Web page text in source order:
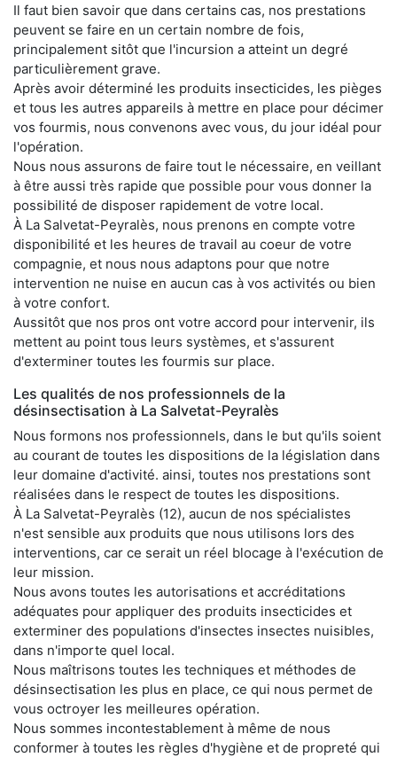
Il faut bien savoir que dans certains cas, nos prestations
peuvent se faire en un certain nombre de fois,
principalement sitôt que l'incursion a atteint un degré
particulièrement grave.
Après avoir déterminé les produits insecticides, les pièges
et tous les autres appareils à mettre en place pour décimer
vos fourmis, nous convenons avec vous, du jour idéal pour
l'opération.
Nous nous assurons de faire tout le nécessaire, en veillant
à être aussi très rapide que possible pour vous donner la
possibilité de disposer rapidement de votre local.
À La Salvetat-Peyralès, nous prenons en compte votre
disponibilité et les heures de travail au coeur de votre
compagnie, et nous nous adaptons pour que notre
intervention ne nuise en aucun cas à vos activités ou bien
à votre confort.
Aussitôt que nos pros ont votre accord pour intervenir, ils
mettent au point tous leurs systèmes, et s'assurent
d'exterminer toutes les fourmis sur place.
Les qualités de nos professionnels de la
désinsectisation à La Salvetat-Peyralès
Nous formons nos professionnels, dans le but qu'ils soient
au courant de toutes les dispositions de la législation dans
leur domaine d'activité. ainsi, toutes nos prestations sont
réalisées dans le respect de toutes les dispositions.
À La Salvetat-Peyralès (12), aucun de nos spécialistes
n'est sensible aux produits que nous utilisons lors des
interventions, car ce serait un réel blocage à l'exécution de
leur mission.
Nous avons toutes les autorisations et accréditations
adéquates pour appliquer des produits insecticides et
exterminer des populations d'insectes insectes nuisibles,
dans n'importe quel local.
Nous maîtrisons toutes les techniques et méthodes de
désinsectisation les plus en place, ce qui nous permet de
vous octroyer les meilleures opération.
Nous sommes incontestablement à même de nous
conformer à toutes les règles d'hygiène et de propreté qui